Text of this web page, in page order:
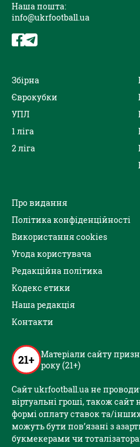
Наша пошта:
info@ukrfootball.ua
Збірна
Єврокубки
УПЛ
1 ліга
2 ліга
Про видання
Політика конфіденційності
Використання cookies
Угода користувача
Редакційна політика
Кодекс етики
Наша редакція
Контакти
21+ Матеріали сайту
року (21+)
Сайт ukrfootball.ua не
віртуальні гроші, також
формі оплату ставок та/
можуть бути пов’язані з
букмекерами чи